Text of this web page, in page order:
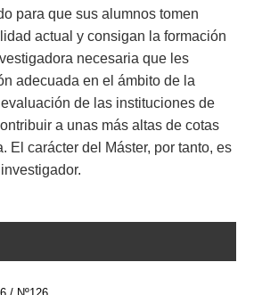
para que sus alumnos tomen
actual y consigan la formación
necesaria que les
adecuada en el ámbito de la
de las instituciones de
a unas más altas de cotas
El carácter del Máster, por tanto, es